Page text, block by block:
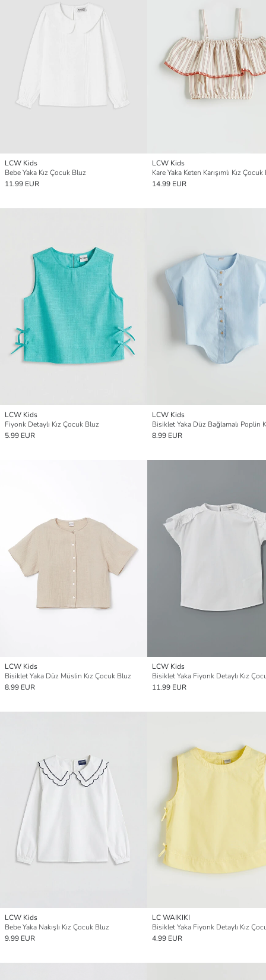
LCW Kids
Bebe Yaka Kız Çocuk Bluz
11.99 EUR
LCW Kids
Kare Yaka Keten Karışımlı Kız
14.99 EUR
LCW Kids
Fiyonk Detaylı Kız Çocuk Bluz
5.99 EUR
LCW Kids
8.99 EUR
LCW Kids
Bisiklet Yaka Düz Müslin Kız Çocuk Bluz
8.99 EUR
LCW Kids
Bisiklet Yaka Fiyonk Detaylı Kız
11.99 EUR
LCW Kids
Bebe Yaka Nakışlı Kız Çocuk Bluz
9.99 EUR
LC WAIKIKI
Bisiklet Yaka Fiyonk Detaylı Kız
4.99 EUR